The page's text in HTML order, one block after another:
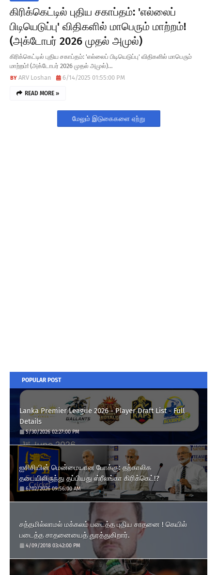
T
கிரிக்கெட்டில் புதிய சகாப்தம்: 'எல்லைப்
பிடியெடுப்பு' விதிகளில் மாபெரும் மாற்றம்!
(அக்டோபர் 2026 முதல் அமுல்)
கிரிக்கெட்டில் புதிய சகாப்தம்: 'எல்லைப் பிடியெடுப்பு' விதிகளில் மாபெரும்
மாற்றம்! (அக்டோபர் 2026 முதல் அமுல்)…
ARV Loshan
6/14/2025 01:55:00 PM
READ MORE »
மேலும் இடுகைகளை ஏற்று
POPULAR POST
Lanka Premier League 2026 - Player Draft List - Full
Details
5/30/2026 02:27:00 PM
ஐசிசியின் மென்மையான போக்கு: தற்காலிக
தடையிலிருந்து தப்பியது ஸ்ரீலங்கா கிரிக்கெட்!?
6/02/2026 09:56:00 AM
சத்தமில்லாமல் மக்கலம் படைத்த புதிய சாதனை ! கெயில்
படைத்த சாதனையைத் துரத்துகிறார்.
4/09/2018 03:42:00 PM